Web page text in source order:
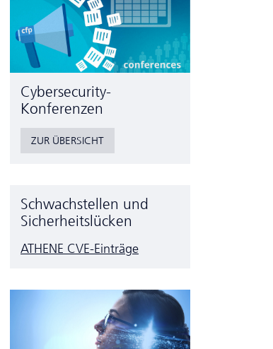
Cyber­security-
Konferenzen
ZUR ÜBERSICHT
Schwachstellen und
Sicherheitslücken
ATHENE CVE-Einträge